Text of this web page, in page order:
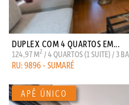
DUPLEX COM 4 QUARTOS EM...
124,97 M2 / 4 QUARTOS (1 SUITE) / 3
RU: 9896 - SUMARÉ